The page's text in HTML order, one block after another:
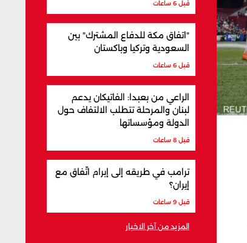
قبل 6 ساعات
"اتفاق مكة للدفاع المشترك" بين
السعودية وتركيا وباكستان
قبل 6 ساعات
الراعي من بعبدا: الفاتيكان يدعم
لبنان والمرحلة تتطلب الالتفاف حول
الدولة ومؤسساتها
قبل 8 ساعات
ترامب في طريقه إلى إبرام اتّفاق مع
إيران؟
قبل 9 ساعات
المزيد من آخر الاخبار